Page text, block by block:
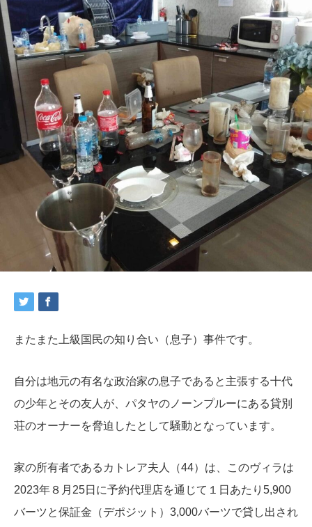
またまた上級国民の知り合い（息子）事件です。
自分は地元の有名な政治家の息子であると主張する十代
の少年とその友人が、パタヤのノーンプルーにある貸別
荘のオーナーを脅迫したとして騒動となっています。
家の所有者であるカトレア夫人（44）は、このヴィラは
2023年８月25日に予約代理店を通じて１日あたり5,900
バーツと保証金（デポジット）3,000バーツで貸し出され